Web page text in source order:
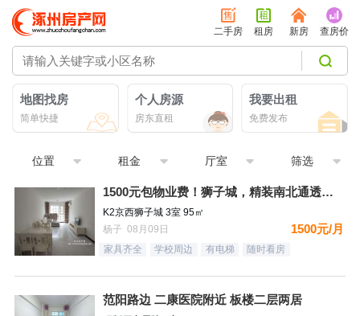
二手房 租房 新房 查房价
地图找房
简单快捷
个人房源
房东直租
我要出租
免费发布
位置 租金 厅室 筛选
1500元包物业费！狮子城，精装南北通透大三居，家具家电齐全
K2京西狮子城 3室 95㎡
杨子 08月09日
1500元/月
家具齐全 学校周边 有电梯 随时看房
范阳路边 二康医院附近 板楼二层两居